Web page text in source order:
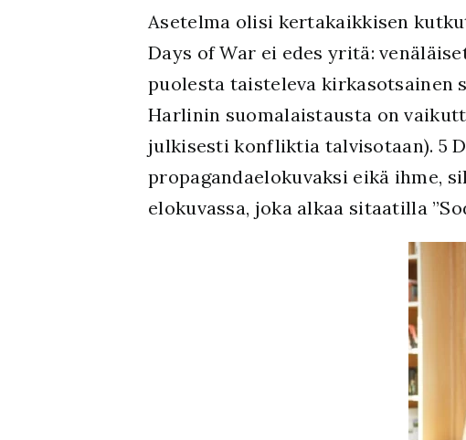
Asetelma olisi kertakaikkisen
Days of War ei edes yritä:
puolesta taisteleva kirkasotsainen
Harlinin suomalaistausta on
julkisesti konfliktia talvisotaan). 5
propagandaelokuvaksi eikä ihme,
elokuvassa, joka alkaa sitaatilla